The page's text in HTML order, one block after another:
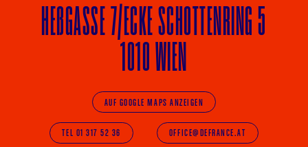
HEßGASSE 7/ECKESCHOTTENRING 5
1010 WIEN
AUF GOOGLE MAPS ANZEIGEN
TEL 01 317 52 36 OFFICE@DEFRANCE.AT